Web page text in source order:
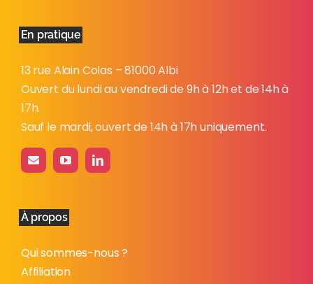
En pratique
13 rue Alain Colas – 81000 Albi
Ouvert du lundi au vendredi de 9h à 12h et de 14h à
17h.
Sauf le mardi, ouvert de 14h à 17h uniquement.
À propos
Qui sommes-nous ?
Affiliation